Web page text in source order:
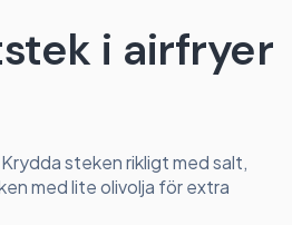
i airfryer
steken rikligt med salt,
med lite olivolja för extra